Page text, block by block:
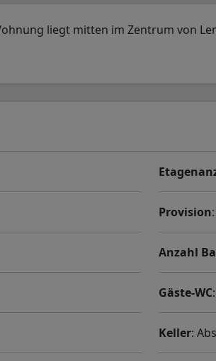
liegt mitten im Zentrum von
Provision
Anzahl
Gäste-WC
Keller: